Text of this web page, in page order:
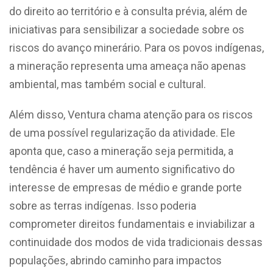
do direito ao território e à consulta prévia, além de
iniciativas para sensibilizar a sociedade sobre os
riscos do avanço minerário. Para os povos indígenas,
a mineração representa uma ameaça não apenas
ambiental, mas também social e cultural.
Além disso, Ventura chama atenção para os riscos
de uma possível regularização da atividade. Ele
aponta que, caso a mineração seja permitida, a
tendência é haver um aumento significativo do
interesse de empresas de médio e grande porte
sobre as terras indígenas. Isso poderia
comprometer direitos fundamentais e inviabilizar a
continuidade dos modos de vida tradicionais dessas
populações, abrindo caminho para impactos